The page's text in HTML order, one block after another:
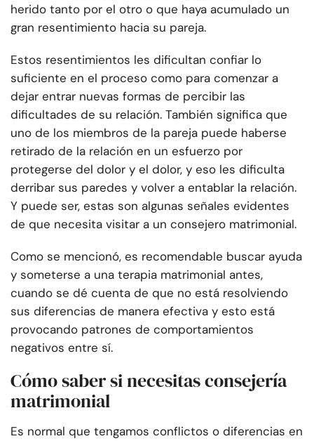
herido tanto por el otro o que haya acumulado un
gran resentimiento hacia su pareja.
Estos resentimientos les dificultan confiar lo
suficiente en el proceso como para comenzar a
dejar entrar nuevas formas de percibir las
dificultades de su relación. También significa que
uno de los miembros de la pareja puede haberse
retirado de la relación en un esfuerzo por
protegerse del dolor y el dolor, y eso les dificulta
derribar sus paredes y volver a entablar la relación.
Y puede ser, estas son algunas señales evidentes
de que necesita visitar a un consejero matrimonial.
Como se mencionó, es recomendable buscar ayuda
y someterse a una terapia matrimonial antes,
cuando se dé cuenta de que no está resolviendo
sus diferencias de manera efectiva y esto está
provocando patrones de comportamientos
negativos entre sí.
Cómo saber si necesitas consejería
matrimonial
Es normal que tengamos conflictos o diferencias en